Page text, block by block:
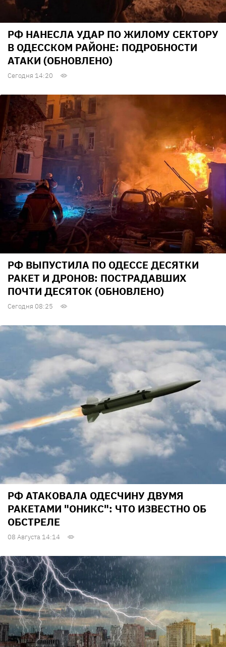
РФ НАНЕСЛА УДАР ПО ЖИЛОМУ СЕКТОРУ
В ОДЕССКОМ РАЙОНЕ: ПОДРОБНОСТИ
АТАКИ (ОБНОВЛЕНО)
Сегодня 14:20
РФ ВЫПУСТИЛА ПО ОДЕССЕ ДЕСЯТКИ
РАКЕТ И ДРОНОВ: ПОСТРАДАВШИХ
ПОЧТИ ДЕСЯТОК (ОБНОВЛЕНО)
Сегодня 08:25
РФ АТАКОВАЛА ОДЕСЧИНУ ДВУМЯ
РАКЕТАМИ "ОНИКС": ЧТО ИЗВЕСТНО ОБ
ОБСТРЕЛЕ
08 Августа 14:14